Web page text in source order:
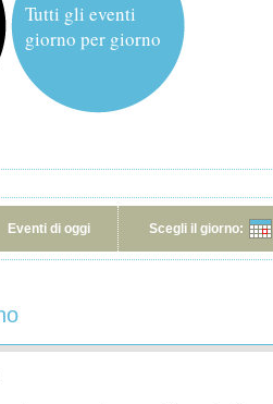
Tutti gli eventi
giorno per giorno
Eventi di oggi Scegli il giorno: